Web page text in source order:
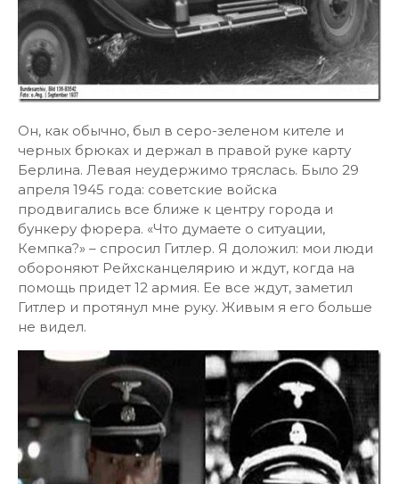
Он, как обычно, был в серо-зеленом кителе и
черных брюках и держал в правой руке карту
Берлина. Левая неудержимо тряслась. Было 29
апреля 1945 года: советские войска
продвигались все ближе к центру города и
бункеру фюрера. «Что думаете о ситуации,
Кемпка?» – спросил Гитлер. Я доложил: мои люди
обороняют Рейхсканцелярию и ждут, когда на
помощь придет 12 армия. Ее все ждут, заметил
Гитлер и протянул мне руку. Живым я его больше
не видел.